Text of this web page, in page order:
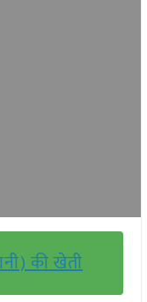
की खेती